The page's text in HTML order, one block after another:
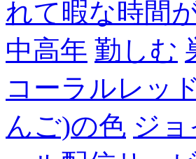
れて暇な時間
中高年 勤しむ
コーラルレッ
んご)の色 ジ